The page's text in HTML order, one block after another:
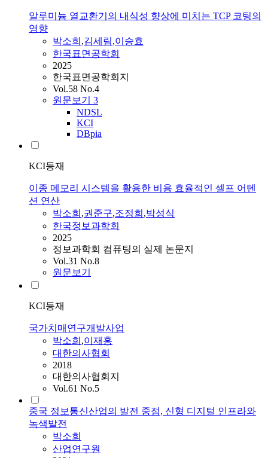
알루미늄 열교환기의 내식성 향상에 미치는 TCP 코팅의
영향
박소희 ,김세림,이승효
한국표면공학회
2025
한국표면공학회지
Vol.58 No.4
원문보기 3
NDSL
KCI
DBpia
KCI등재
이종 메모리 시스템을 활용한 비용 효율적인 셀프 어텐
션 연산
박소희 ,권준구,조정희 ,박성식
한국정보과학회
2025
정보과학회 컴퓨팅의 실제 논문지
Vol.31 No.8
원문보기
KCI등재
국가치매연구개발사업
박소희 ,이재홍
대한의사협회
2018
대한의사협회지
Vol.61 No.5
중국 정보통신산업의 발전 중점, 신형 디지털 인프라와
녹색발전
박소희
산업연구원